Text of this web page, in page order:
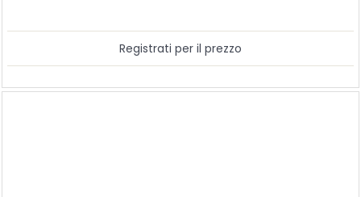
Registrati per il prezzo